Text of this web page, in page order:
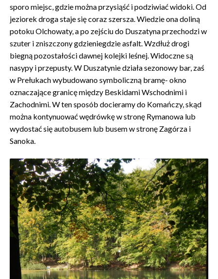
sporo miejsc, gdzie można przysiąść i podziwiać widoki. Od
jeziorek droga staje się coraz szersza. Wiedzie ona doliną
potoku Olchowaty, a po zejściu do Duszatyna przechodzi w
szuter i zniszczony gdzieniegdzie asfalt. Wzdłuż drogi
biegną pozostałości dawnej kolejki leśnej. Widoczne są
nasypy i przepusty. W Duszatynie działa sezonowy bar, zaś
w Prełukach wybudowano symboliczną bramę- okno
oznaczające granicę między Beskidami Wschodnimi i
Zachodnimi. W ten sposób docieramy do Komańczy, skąd
można kontynuować wędrówkę w stronę Rymanowa lub
wydostać się autobusem lub busem w stronę Zagórza i
Sanoka.